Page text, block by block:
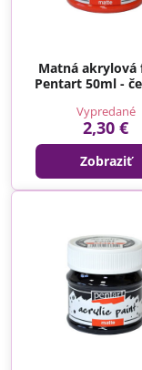
Matná akrylová
Pentart 50ml -
Vypredané
2,30 €
Zobraziť